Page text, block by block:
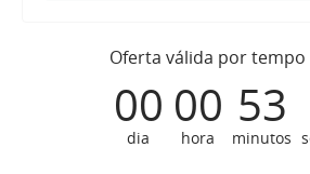
Oferta válida por
00
dia
00
hora
53
minutos